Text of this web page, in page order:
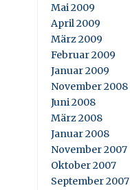
Mai 2009
April 2009
März 2009
Februar 2009
Januar 2009
November 2008
Juni 2008
März 2008
Januar 2008
November 2007
Oktober 2007
September 2007